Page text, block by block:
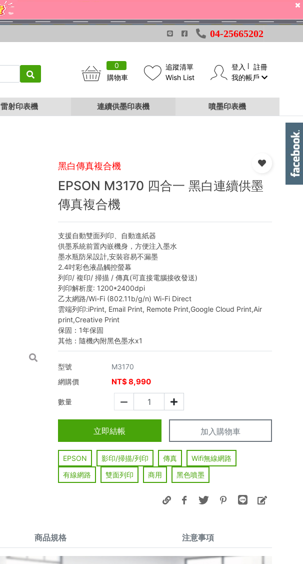
04-25665202
0
購物車
追蹤清單
Wish List
登入
註冊
我的帳戶
雷射印表機 連續供墨印表機 噴墨印表機
黑白傳真複合機
EPSON M3170 四合一 黑白連續供墨
傳真複合機
支援自動雙面列印、自動進紙器
供墨系統前置內嵌機身，方便注入墨水
墨水瓶防呆設計,安裝容易不漏墨
2.4吋彩色液晶觸控螢幕
列印/ 複印/ 掃描 / 傳真(可直接電腦接收發送)
列印解析度: 1200*2400dpi
乙太網路/Wi-Fi (802.11b/g/n) Wi-Fi Direct
雲端列印:iPrint, Email Print, Remote Print,Google Cloud Print,Air
print,Creative Print
保固：1年保固
其他：隨機內附黑色墨水x1
型號
M3170
網購價
NT$8,990
數量
立即結帳 加入購物車
EPSON 影印/掃描/列印 傳真
Wifi無線網路
有線網路
雙面列印 商用 黑色噴墨
商品規格 注意事項